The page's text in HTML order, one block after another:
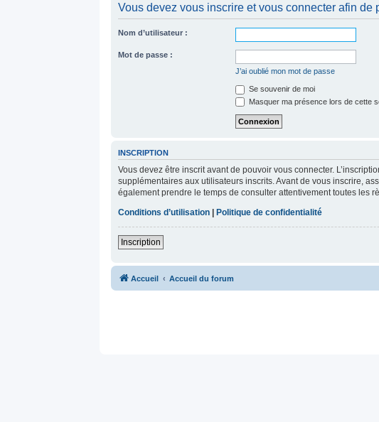
Vous devez vous inscrire et vous connecter afin
Nom d’utilisateur :
Mot de passe :
J’ai oublié mon mot de passe
Se souvenir de moi
Masquer ma présence lors de cette
INSCRIPTION
Vous devez être inscrit avant de pouvoir vous connecter.
supplémentaires aux utilisateurs inscrits. Avant de vous inscrire,
également prendre le temps de consulter attentivement toutes les
Conditions d’utilisation | Politique de confidentialité
Inscription
Accueil Accueil du forum